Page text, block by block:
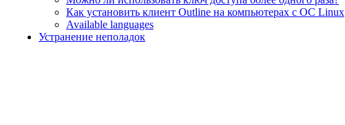
Как установить клиент Outline на компьютерах с ОС Linux
Available languages
Устранение неполадок